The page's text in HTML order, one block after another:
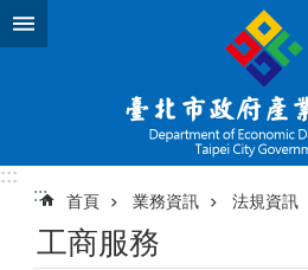
跳到主要內容區塊
:::
:::
首頁 業務資訊 法規資訊
工商服務